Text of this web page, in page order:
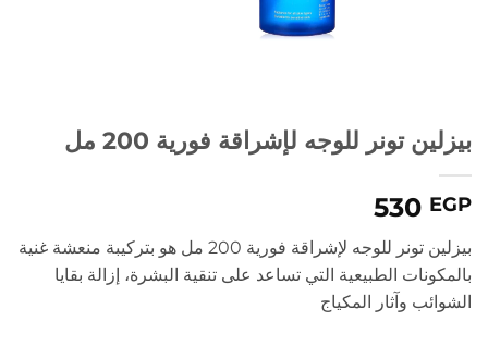
بيزلين تونر للوجه لإشراقة فورية 200 مل
530 EGP
بيزلين تونر للوجه لإشراقة فورية 200 مل هو بتركيبة منعشة غنية
بالمكونات الطبيعية التي تساعد على تنقية البشرة، إزالة بقايا
الشوائب وآثار المكياج